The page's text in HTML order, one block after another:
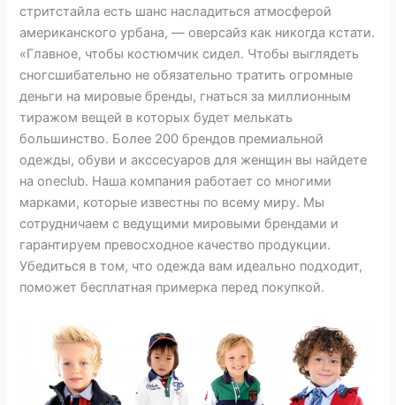
стритстайла есть шанс насладиться атмосферой
американского урбана, — оверсайз как никогда кстати.
«Главное, чтобы костюмчик сидел. Чтобы выглядеть
сногсшибательно не обязательно тратить огромные
деньги на мировые бренды, гнаться за миллионным
тиражом вещей в которых будет мелькать
большинство. Более 200 брендов премиальной
одежды, обуви и акссесуаров для женщин вы найдете
на oneclub. Наша компания работает со многими
марками, которые известны по всему миру. Мы
сотрудничаем с ведущими мировыми брендами и
гарантируем превосходное качество продукции.
Убедиться в том, что одежда вам идеально подходит,
поможет бесплатная примерка перед покупкой.